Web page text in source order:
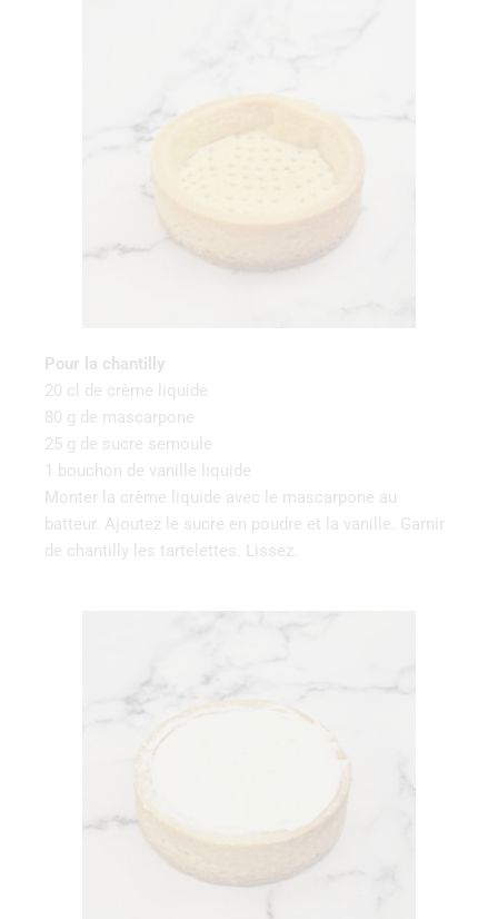
Pour la chantilly
20 cl de crème liquide
80 g de mascarpone
25 g de sucre semoule
1 bouchon de vanille liquide
Monter la crème liquide avec le mascarpone au
batteur. Ajoutez le sucre en poudre et la vanille. Garnir
de chantilly les tartelettes. Lissez.